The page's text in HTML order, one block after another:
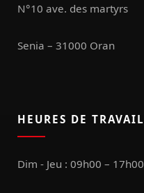
N°10 ave. des martyrs
Senia – 31000 Oran
HEURES DE TRAVAIL
Dim - Jeu : 09h00 – 17h00